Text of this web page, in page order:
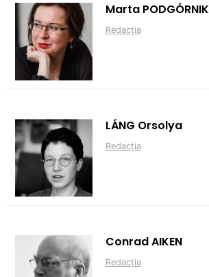
Marta PODGÓRNIK
Redacția
LÁNG Orsolya
Redacția
Conrad AIKEN
Redacția